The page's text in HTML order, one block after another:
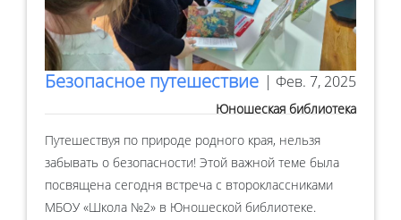
Безопасное путешествие | Фев. 7, 2025
Юношеская библиотека
Путешествуя по природе родного края, нельзя
забывать о безопасности! Этой важной теме была
посвящена сегодня встреча с второклассниками
МБОУ «Школа №2» в Юношеской библиотеке.